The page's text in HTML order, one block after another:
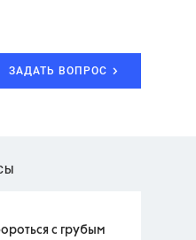
ЗАДАТЬ ВОПРОС
с грубым